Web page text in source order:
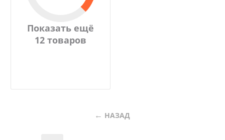
Показать ещё
12 товаров
НАЗАД